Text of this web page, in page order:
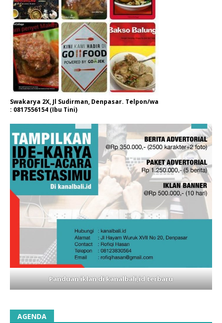
Swakarya 2X, Jl Sudirman, Denpasar. Telpon/wa
: 0817556154 (Ibu Tini)
Panduan iklan di kanalbali,id terbaru
AGENDA